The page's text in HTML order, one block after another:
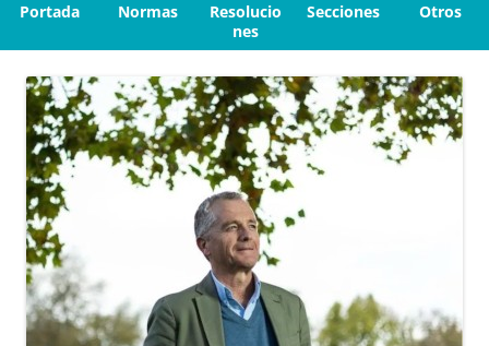
Portada Normas
Resolucio
nes
Secciones Otros